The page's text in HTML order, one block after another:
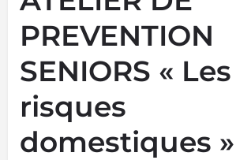
PREVENTION
SENIORS « Les
risques
domestiques »